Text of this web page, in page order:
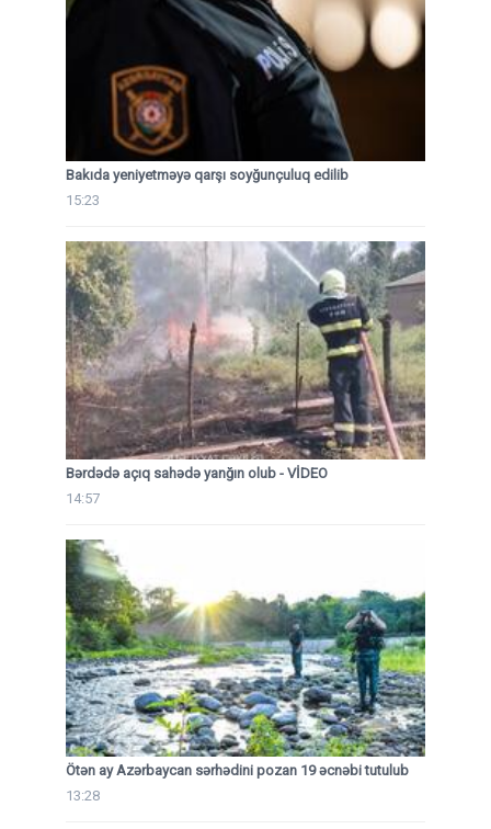
Bakıda yeniyetməyə qarşı soyğunçuluq edilib
15:23
Bərdədə açıq sahədə yanğın olub - VİDEO
14:57
Ötən ay Azərbaycan sərhədini pozan 19 əcnəbi tutulub
13:28